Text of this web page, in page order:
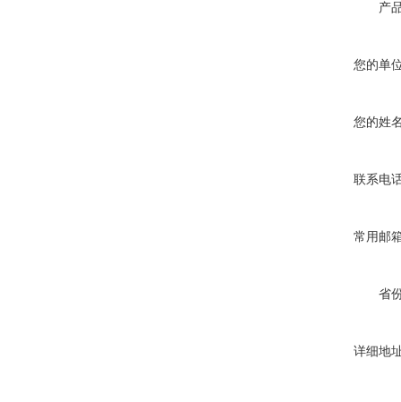
产
您的单
您的姓
联系电
常用邮
省
详细地